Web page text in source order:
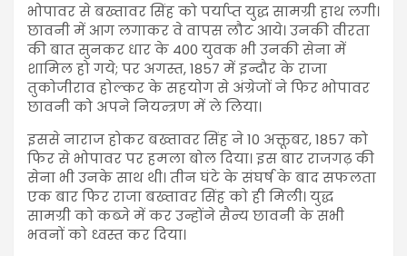
भोपावर से बख्तावर सिंह को पर्याप्त युद्ध सामग्री हाथ लगी।
छावनी में आग लगाकर वे वापस लौट आये। उनकी वीरता
की बात सुनकर धार के 400 युवक भी उनकी सेना में
शामिल हो गये; पर अगस्त, 1857 में इन्दौर के राजा
तुकोजीराव होल्कर के सहयोग से अंग्रेजों ने फिर भोपावर
छावनी को अपने नियन्त्रण में ले लिया।
इससे नाराज होकर बख्तावर सिंह ने 10 अक्तूबर, 1857 को
फिर से भोपावर पर हमला बोल दिया। इस बार राजगढ़ की
सेना भी उनके साथ थी। तीन घंटे के संघर्ष के बाद सफलता
एक बार फिर राजा बख्तावर सिंह को ही मिली। युद्ध
सामग्री को कब्जे में कर उन्होंने सैन्य छावनी के सभी
भवनों को ध्वस्त कर दिया।